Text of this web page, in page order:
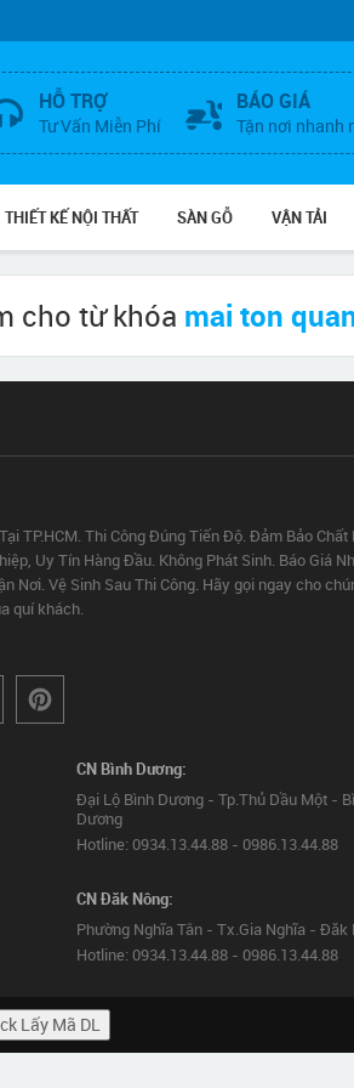
HỖ TRỢ
Tư Vấn Miễn Phí
BÁO GIÁ
Tận nơi nhanh
THIẾT KẾ NỘI THẤT SÀN GỖ VẬN TẢI
cho từ khóa mai ton
TP.HCM. Thi Công Đúng Tiến Độ. Đảm Bảo Chất
Uy Tín Hàng Đầu. Không Phát Sinh. Báo Giá
Nơi. Vệ Sinh Sau Thi Công. Hãy gọi ngay cho
quí khách.
CN Bình Dương:
Đại Lộ Bình Dương - Tp.Thủ Dầu Một -
Dương
Hotline: 0934.13.44.88 - 0986.13.44.88
CN Đăk Nông:
Phường Nghĩa Tân - Tx.Gia Nghĩa - Đăk
Hotline: 0934.13.44.88 - 0986.13.44.88
Lấy Mã DL